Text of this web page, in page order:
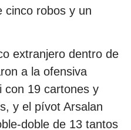
cinco robos y un
extranjero dentro de
a la ofensiva
con 19 cartones y
y el pívot Arsalan
doble de 13 tantos